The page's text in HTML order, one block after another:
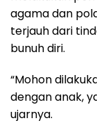
agama dan
terjauh dari
bunuh diri.
“Mohon
dengan anak,
ujarnya.